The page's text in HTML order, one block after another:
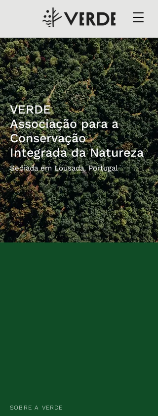
VERDE
Associação para a
Conservação
Integrada da Natureza
Sediada em Lousada, Portugal
SOBRE A VERDE